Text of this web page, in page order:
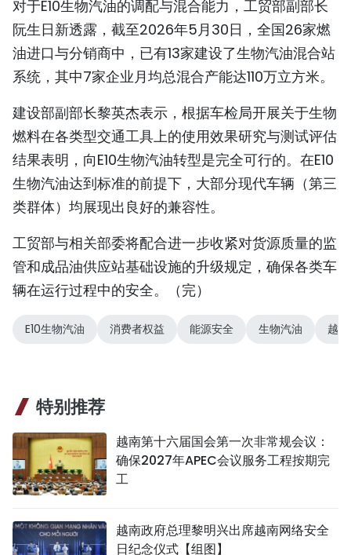
对于E10生物汽油的调配与混合能力，工贸部副部长
阮生日新透露，截至2026年5月30日，全国26家燃
油进口与分销商中，已有13家建设了生物汽油混合站
系统，其中7家企业月均总混合产能达110万立方米。
建设部副部长黎英杰表示，根据车检局开展关于生物
燃料在各类型交通工具上的使用效果研究与测试评估
结果表明，向E10生物汽油转型是完全可行的。在E10
生物汽油达到标准的前提下，大部分现代车辆（第三
类群体）均展现出良好的兼容性。
工贸部与相关部委将配合进一步收紧对货源质量的监
管和成品油供应站基础设施的升级规定，确保各类车
辆在运行过程中的安全。（完）
E10生物汽油 消费者权益 能源安全 生物汽油 越南
特别推荐
越南第十六届国会第一次非常规会议：
确保2027年APEC会议服务工程按期完
工
越南政府总理黎明兴出席越南网络安全
日纪念仪式【组图】